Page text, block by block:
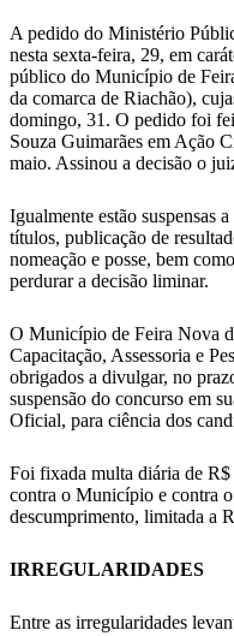
A pedido do Ministério
nesta sexta-feira, 29, em
público do Município de
da comarca de Riachão),
domingo, 31. O pedido foi
Souza Guimarães em Ação
maio. Assinou a decisão o
Igualmente estão suspensas
títulos, publicação de
nomeação e posse, bem
perdurar a decisão liminar.
O Município de Feira Nova
Capacitação, Assessoria e
obrigados a divulgar, no
suspensão do concurso em
Oficial, para ciência dos
Foi fixada multa diária de
contra o Município e contra
descumprimento, limitada a
IRREGULARIDADES
Entre as irregularidades